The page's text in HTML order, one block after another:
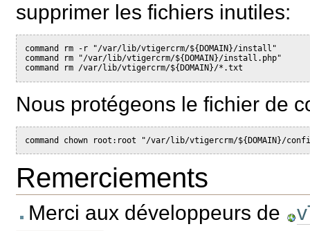
supprimer les fichiers inutiles:
command rm -r "/var/lib/vtigercrm/${DOMAIN}/install"
command rm "/var/lib/vtigercrm/${DOMAIN}/install.php"
command rm /var/lib/vtigercrm/${DOMAIN}/*.txt
Nous protégeons le fichier de
command chown root:root "/var/lib/vtigercrm/${DOMAIN}/
Remerciements
Merci aux développeurs de